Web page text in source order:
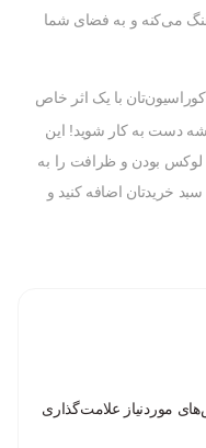
می‌کنه و به فضای شما
با یک اثر خاص
دست به کار شوید! این
لوکس بودن و ظرافت را به
خریدتان اضافه کنید و
موردنیاز علامت‌گذاری